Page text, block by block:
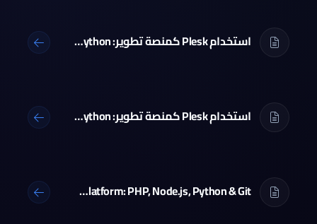
استخدام Plesk كمنصة تطوير: PHP، Node.js، Python و Git
استخدام Plesk كمنصة تطوير: PHP، Node.js، Python و Git
Using Plesk as a Development Platform: PHP, Node.js, Python & Git